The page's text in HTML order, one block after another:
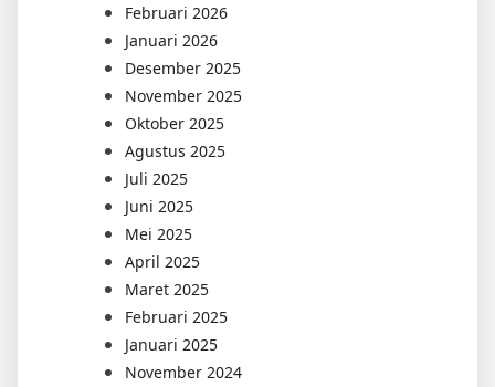
Februari 2026
Januari 2026
Desember 2025
November 2025
Oktober 2025
Agustus 2025
Juli 2025
Juni 2025
Mei 2025
April 2025
Maret 2025
Februari 2025
Januari 2025
November 2024